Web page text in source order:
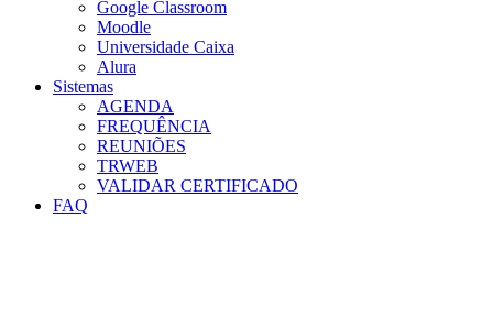
Google Classroom
Moodle
Universidade Caixa
Alura
Sistemas
AGENDA
FREQUÊNCIA
REUNIÕES
TRWEB
VALIDAR CERTIFICADO
FAQ